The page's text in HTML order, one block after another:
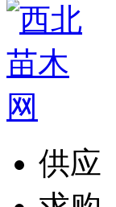
供应